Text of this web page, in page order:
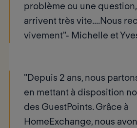
problème ou une
arrivent très vite....Nous
vivement"- Michelle et
"Depuis 2 ans, nous
en mettant à disposition
des GuestPoints. Grâce à
HomeExchange, nous